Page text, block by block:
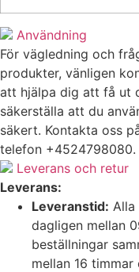
Användning
För vägledning och
produkter, vänligen
att hjälpa dig att få ut
säkerställa att du
säkert. Kontakta oss
telefon +4524798080.
Leverans och retur
Leverans:
Leveranstid:
dagligen mellan
beställningar
mellan 16